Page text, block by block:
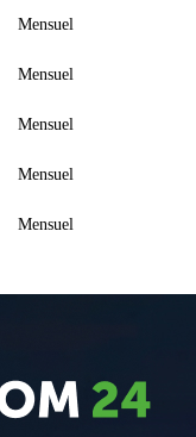
Mensuel
Mensuel
Mensuel
Mensuel
Mensuel